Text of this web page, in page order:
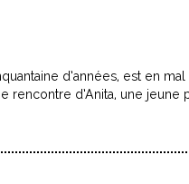
d’années, est en
rencontre d’Anita, une